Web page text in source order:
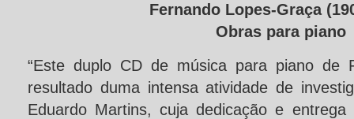
Fernando Lopes-Graça
Obras para piano
“Este duplo CD de música para piano de
resultado duma intensa atividade de
Eduardo Martins, cuja dedicação e